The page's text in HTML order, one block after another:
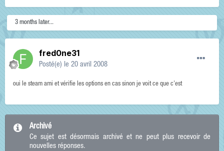
3 months later...
fred0ne31
Posté(e) le 20 avril 2008
oui le steam ami et vérifie les options en cas sinon je voit ce que c'est
Archivé
Ce sujet est désormais archivé et ne peut plus recevoir de
nouvelles réponses.